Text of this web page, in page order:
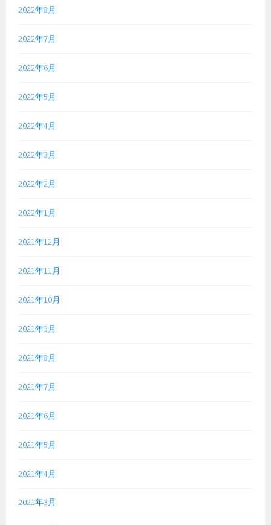
2022年8月
2022年7月
2022年6月
2022年5月
2022年4月
2022年3月
2022年2月
2022年1月
2021年12月
2021年11月
2021年10月
2021年9月
2021年8月
2021年7月
2021年6月
2021年5月
2021年4月
2021年3月